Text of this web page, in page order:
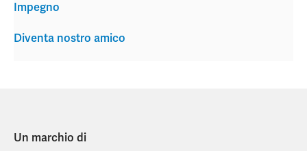
Impegno
Diventa nostro amico
Un marchio di